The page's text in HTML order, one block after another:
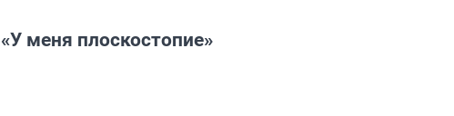
«У меня плоскостопие»